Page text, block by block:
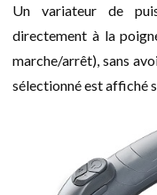
Un variateur de
directement à la
marche/arrêt), sans
sélectionné est affiché